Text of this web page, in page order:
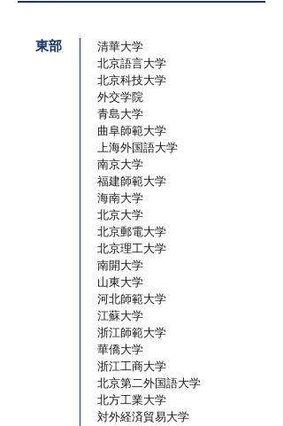
東部
清華大学
北京語言大学
北京科技大学
外交学院
青島大学
曲阜師範大学
上海外国語大学
南京大学
福建師範大学
海南大学
北京大学
北京郵電大学
北京理工大学
南開大学
山東大学
河北師範大学
江蘇大学
浙江師範大学
華僑大学
浙江工商大学
北京第二外国語大学
北方工業大学
対外経済貿易大学